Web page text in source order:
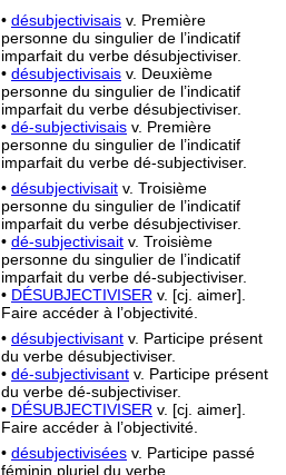
• désubjectivisais v. Première
personne du singulier de l’indicatif
imparfait du verbe désubjectiviser.
• désubjectivisais v. Deuxième
personne du singulier de l’indicatif
imparfait du verbe désubjectiviser.
• dé-subjectivisais v. Première
personne du singulier de l’indicatif
imparfait du verbe dé-subjectiviser.
• désubjectivisait v. Troisième
personne du singulier de l’indicatif
imparfait du verbe désubjectiviser.
• dé-subjectivisait v. Troisième
personne du singulier de l’indicatif
imparfait du verbe dé-subjectiviser.
• DÉSUBJECTIVISER v. [cj. aimer].
Faire accéder à l’objectivité.
• désubjectivisant v. Participe présent
du verbe désubjectiviser.
• dé-subjectivisant v. Participe présent
du verbe dé-subjectiviser.
• DÉSUBJECTIVISER v. [cj. aimer].
Faire accéder à l’objectivité.
• désubjectivisées v. Participe passé
féminin pluriel du verbe